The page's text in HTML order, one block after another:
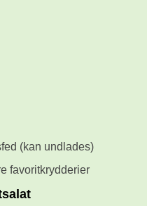
(kan undlades)
favoritkrydderier